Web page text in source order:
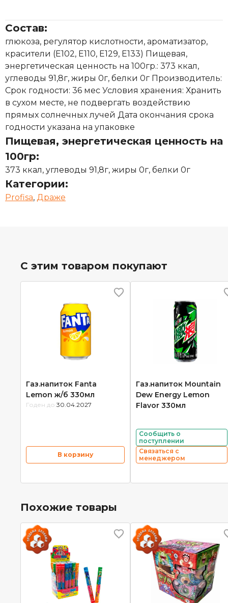
Состав:
глюкоза, регулятор кислотности, ароматизатор,
красители (Е102, Е110, Е129, Е133) Пищевая,
энергетическая ценность на 100гр.: 373 ккал,
углеводы 91,8г, жиры 0г, белки 0г Производитель:
Срок годности: 36 мес Условия хранения: Хранить
в сухом месте, не подвергать воздействию
прямых солнечных лучей Дата окончания срока
годности указана на упаковке
Пищевая, энергетическая ценность на
100гр:
373 ккал, углеводы 91,8г, жиры 0г, белки 0г
Категории:
Profisa, Драже
С этим товаром покупают
Газ.напиток Fanta
Lemon ж/б 330мл
Годен до: 30.04.2027
В корзину
Газ.напиток Mountain
Dew Energy Lemon
Flavor 330мл
Сообщить о
поступлении
Связаться с
менеджером
Похожие товары